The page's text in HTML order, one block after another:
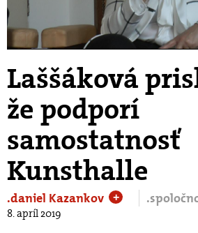
Laššáková
že podporí
samostatnosť
Kunsthalle
.daniel Kazankov +
8. apríl 2019